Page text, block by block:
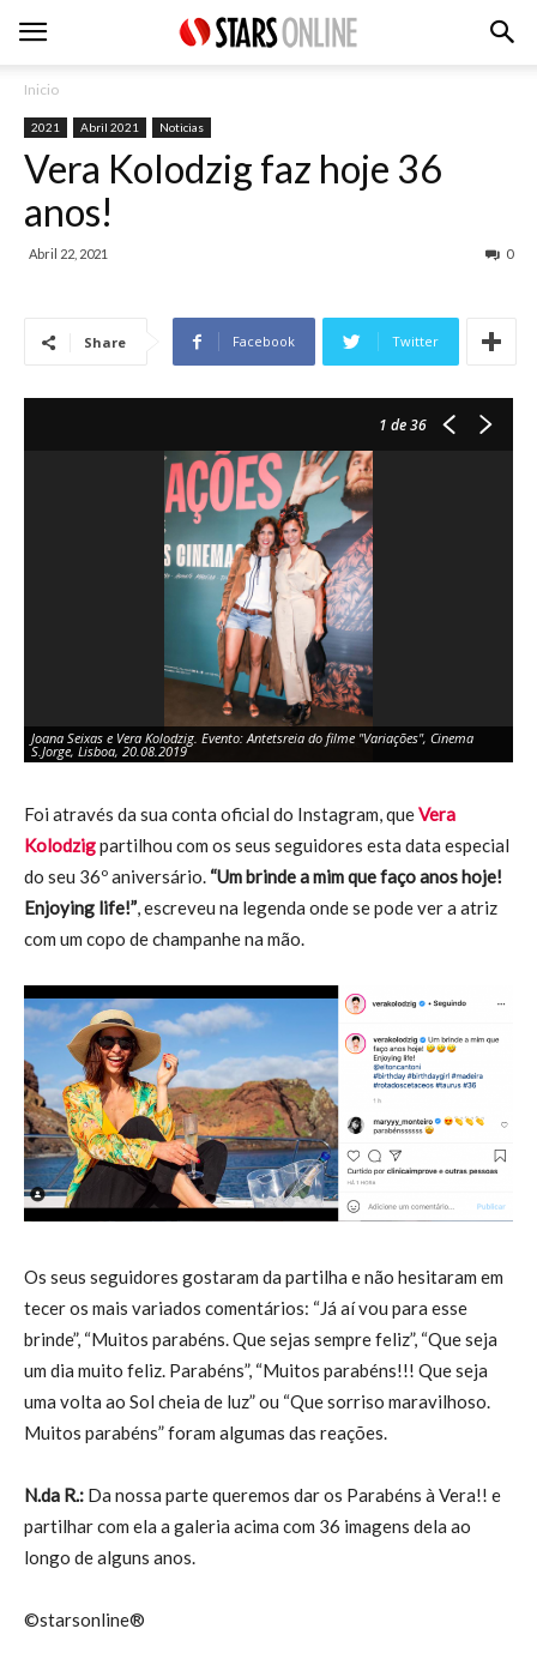
Inicio
2021 Abril 2021 Noticias
Vera Kolodzig faz hoje 36
anos!
Abril 22, 2021 0
Share Facebook Twitter
1 de 36
Joana Seixas e Vera Kolodzig. Evento: Antetsreia do filme "Variações", Cinema
S.Jorge, Lisboa, 20.08.2019
Foi através da sua conta oficial do Instagram, queVera
Kolodzigpartilhou com os seus seguidores esta data especial
do seu 36º aniversário. “Um brinde a mim que faço anos hoje!
Enjoying life!”, escreveu na legenda onde se pode ver a atriz
com um copo de champanhe na mão.
Os seus seguidores gostaram da partilha e não hesitaram em
tecer os mais variados comentários: “Já aí vou para esse
brinde”, “Muitos parabéns. Que sejas sempre feliz”, “Que seja
um dia muito feliz. Parabéns”, “Muitos parabéns!!! Que seja
uma volta ao Sol cheia de luz” ou “Que sorriso maravilhoso.
Muitos parabéns” foram algumas das reações.
N.da R.: Da nossa parte queremos dar os Parabéns à Vera!! e
partilhar com ela a galeria acima com 36 imagens dela ao
longo de alguns anos.
©starsonline®